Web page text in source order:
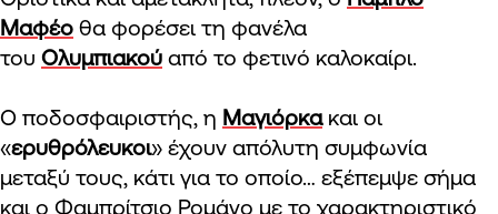
Μαφέο θα φορέσει τη φανέλα
του Ολυμπιακού από το φετινό καλοκαίρι.
Ο ποδοσφαιριστής, η Μαγιόρκακαι οι
«ερυθρόλευκοι» έχουν απόλυτη συμφωνία
μεταξύ τους, κάτι για το οποίο… εξέπεμψε σήμα
και ο Φαμπρίτσιο Ρομάνο με το χαρακτηριστικό